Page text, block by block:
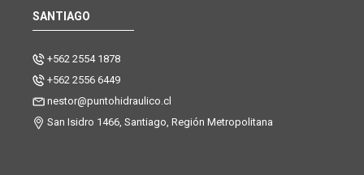
SANTIAGO
+562 2554 1878
+562 2556 6449
nestor@puntohidraulico.cl
San Isidro 1466, Santiago, Región Metropolitana